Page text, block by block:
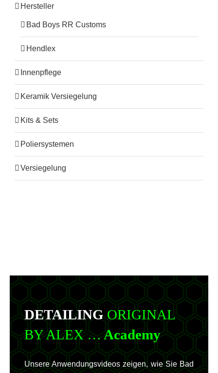
Hersteller
Bad Boys RR Customs
Hendlex
Innenpflege
Keramik Versiegelung
Kits & Sets
Poliersystemen
Versiegelung
DETAILING ORIGINAL
BY ALEX …Academy
Unsere Anwendungsvideos zeigen, wie Sie Bad